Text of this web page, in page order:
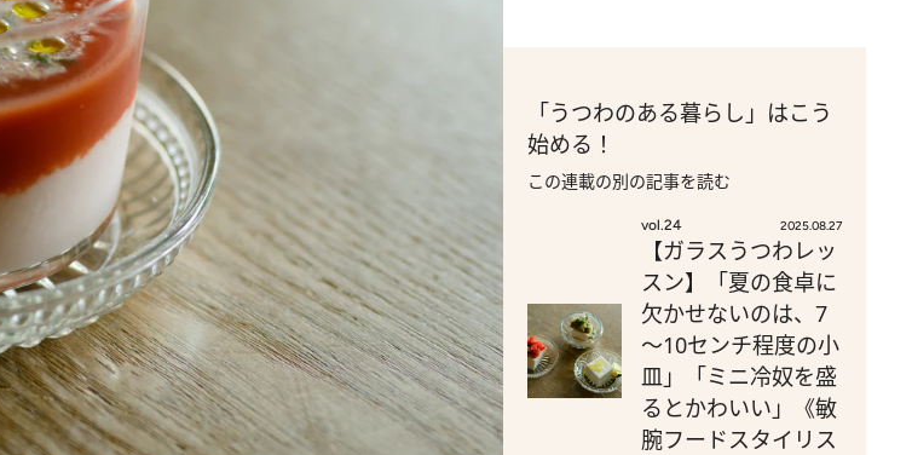
「うつわのある暮らし」はこう
始める！
この連載の別の記事を読む
vol.24 2025.08.27
【ガラスうつわレッ
スン】「夏の食卓に
欠かせないのは、7
～10センチ程度の小
皿」「ミニ冷奴を盛
るとかわいい」《敏
腕フードスタイリス